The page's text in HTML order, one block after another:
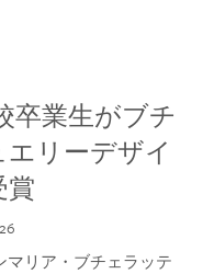
卒業生がブチ
リーデザイ
賞
マリア・ブチェラッテ